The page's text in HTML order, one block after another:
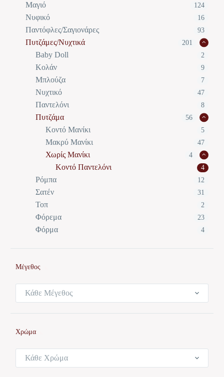
Μαγιό 124
Νυφικό 16
Παντόφλες/Σαγιονάρες 93
Πυτζάμες/Νυχτικά 201
Baby Doll 2
Κολάν 9
Μπλούζα 7
Νυχτικό 47
Παντελόνι 8
Πυτζάμα 56
Κοντό Μανίκι 5
Μακρύ Μανίκι 47
Χωρίς Μανίκι 4
Κοντό Παντελόνι 4
Ρόμπα 12
Σατέν 31
Τοπ 2
Φόρεμα 23
Φόρμα 4
Μέγεθος
Κάθε Μέγεθος
Χρώμα
Κάθε Χρώμα